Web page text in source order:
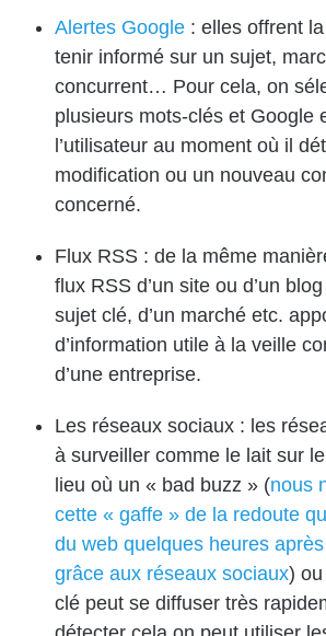
Alertes Google : elles offrent
tenir informé sur un sujet,
concurrent… Pour cela, on
plusieurs mots-clés et Google
l’utilisateur au moment où il
modification ou un nouveau
concerné.
Flux RSS : de la même
flux RSS d’un site ou d’un
sujet clé, d’un marché etc.
d’information utile à la veille
d’une entreprise.
Les réseaux sociaux : les
à surveiller comme le lait sur
lieu où un « bad buzz » (nous
cette « gaffe » de la redoute
du web quelques heures
grâce aux réseaux sociaux)
clé peut se diffuser très